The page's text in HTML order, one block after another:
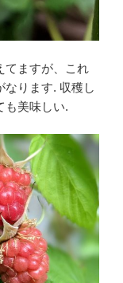
てますが、これ
なります. 収穫し
も美味しい.